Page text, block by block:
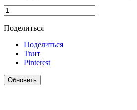
Поделиться
Поделиться
Твит
Pinterest